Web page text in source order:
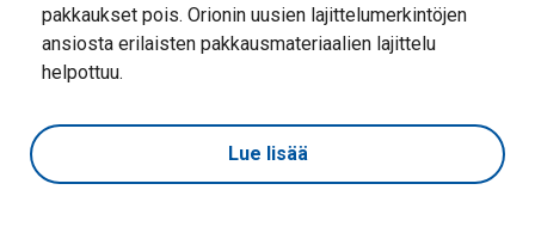
pakkaukset pois. Orionin uusien lajittelumerkintöjen
ansiosta erilaisten pakkausmateriaalien lajittelu
helpottuu.
Lue lisää